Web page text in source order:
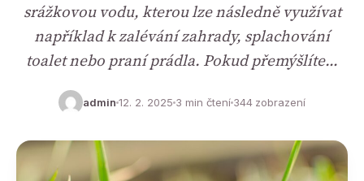
srážkovou vodu, kterou lze následně využívat
například k zalévání zahrady, splachování
toalet nebo praní prádla. Pokud přemýšlíte…
admin 12. 2. 2025 3 min čtení 344 zobrazení